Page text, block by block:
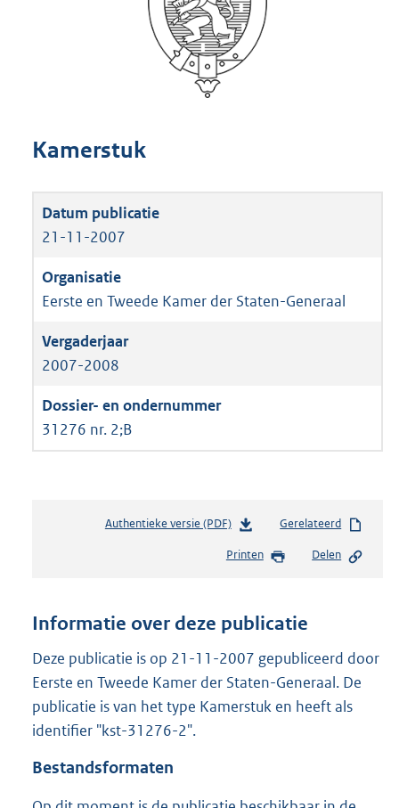
Kamerstuk
21-11-2007
Eerste en Tweede Kamer der Staten-Generaal
2007-2008
31276 nr. 2;B
Authentieke versie (PDF)b
s
n
s
r
o
:
Gerelateerd
Printen Delen
Informatie over deze publicatie
Deze publicatie is op 21-11-2007 gepubliceerd door
Eerste en Tweede Kamer der Staten-Generaal. De
publicatie is van het type Kamerstuk en heeft als
identifier "kst-31276-2".
Bestandsformaten